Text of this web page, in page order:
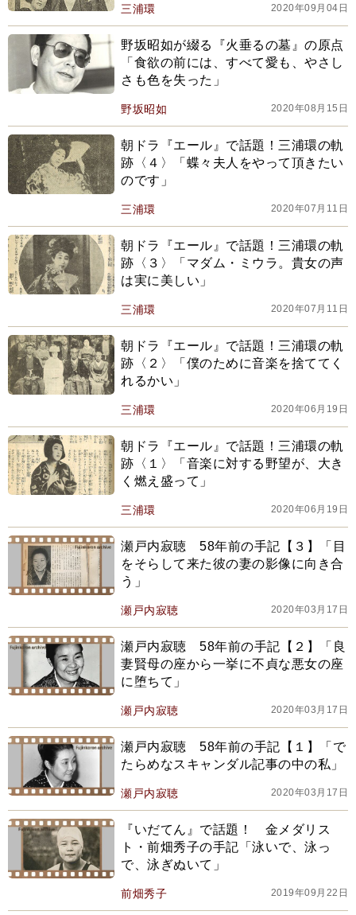
三浦環 2020年09月04日
野坂昭如が綴る『火垂るの墓』の原点
「食欲の前には、すべて愛も、やさし
さも色を失った」
野坂昭如 2020年08月15日
朝ドラ『エール』で話題！三浦環の軌
跡〈４〉「蝶々夫人をやって頂きたい
のです」
三浦環 2020年07月11日
朝ドラ『エール』で話題！三浦環の軌
跡〈３〉「マダム・ミウラ。貴女の声
は実に美しい」
三浦環 2020年07月11日
朝ドラ『エール』で話題！三浦環の軌
跡〈２〉「僕のために音楽を捨ててく
れるかい」
三浦環 2020年06月19日
朝ドラ『エール』で話題！三浦環の軌
跡〈１〉「音楽に対する野望が、大き
く燃え盛って」
三浦環 2020年06月19日
瀬戸内寂聴 58年前の手記【３】「目
をそらして来た彼の妻の影像に向き合
う」
瀬戸内寂聴 2020年03月17日
瀬戸内寂聴 58年前の手記【２】「良
妻賢母の座から一挙に不貞な悪女の座
に堕ちて」
瀬戸内寂聴 2020年03月17日
瀬戸内寂聴 58年前の手記【１】「で
たらめなスキャンダル記事の中の私」
瀬戸内寂聴 2020年03月17日
『いだてん』で話題！ 金メダリス
ト・前畑秀子の手記「泳いで、泳っ
で、泳ぎぬいて」
前畑秀子 2019年09月22日